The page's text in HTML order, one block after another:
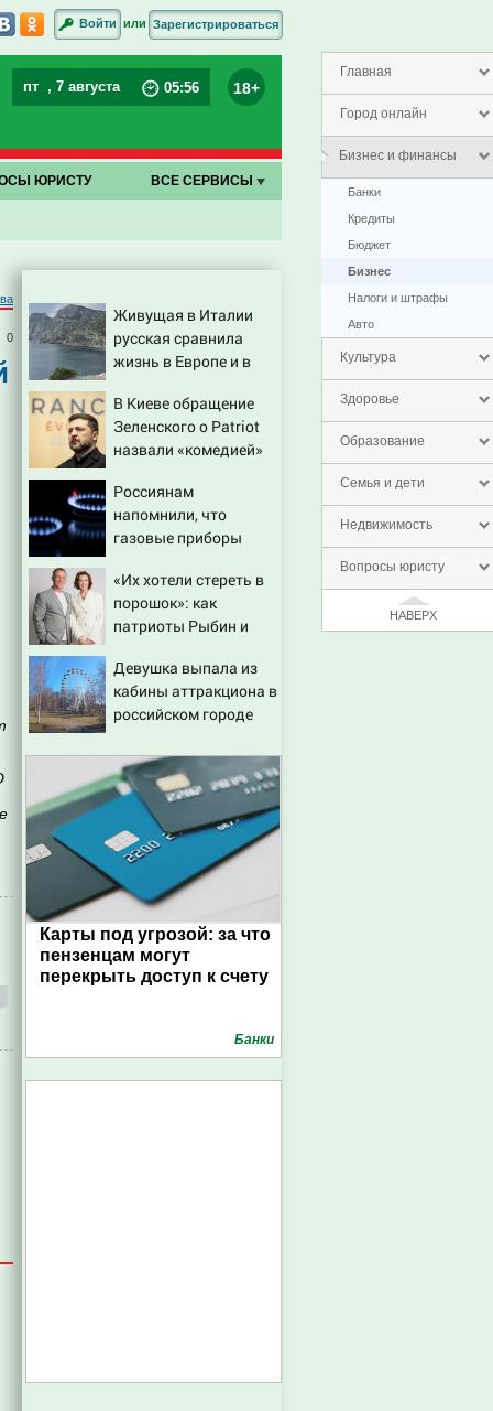
Главная
Город онлайн
Бизнес и финансы
Банки
Кредиты
Бюджет
Бизнес
Налоги и штрафы
Авто
Культура
Здоровье
Образование
Семья и дети
Недвижимость
Вопросы юристу
НАВЕРХ
Войти или Зарегистрироваться
пт , 7 августа 05:56 18+
ЮРИСТУ ВСЕ СЕРВИСЫ
0
Живущая в Италии
русская сравнила
жизнь в Европе и в
В Киеве обращение
Зеленского о Patriot
назвали «комедией»
Россиянам
напомнили, что
газовые приборы
ремонтировать
самостоятельно
«Их хотели стереть в
порошок»: как
патриоты Рыбин и
вызов «гнилому шоу-
бизу»
Девушка выпала из
кабины аттракциона в
российском городе
Карты под угрозой: за что
пензенцам могут
перекрыть доступ к счету
Банки